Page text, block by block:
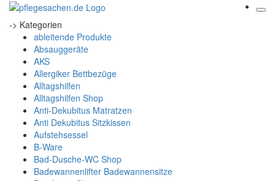
-> Kategorien
ableitende Produkte
Absauggeräte
AKS
Allergiker Bettbezüge
Alltagshilfen
Alltagshilfen Shop
Anti-Dekubitus Matratzen
Anti Dekubitus Sitzkissen
Aufstehsessel
B-Ware
Bad-Dusche-WC Shop
Badewannenlifter Badewannensitze